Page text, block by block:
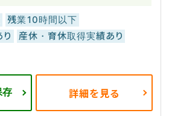
残業10時間以下
産休・育休取得実績あり
存 詳細を見る